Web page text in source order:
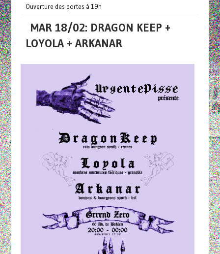
Ouverture des portes à 19h
MAR 18/02: DRAGON KEEP +
LOYOLA + ARKANAR